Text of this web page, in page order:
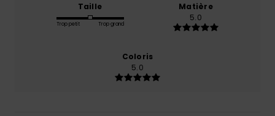
Taille
Trop petit Trop grand
Matière
5.0
Coloris
5.0